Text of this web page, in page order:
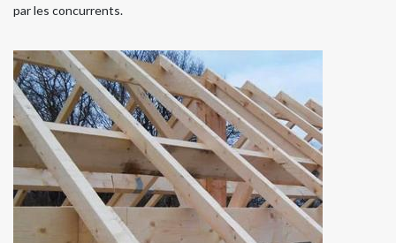
par les concurrents.